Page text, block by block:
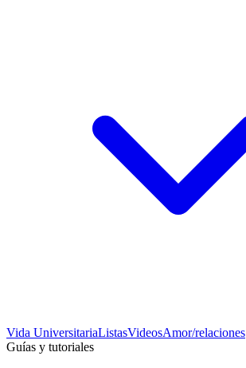
Vida UniversitariaListasVideosAmor/relaciones
Guías y tutoriales